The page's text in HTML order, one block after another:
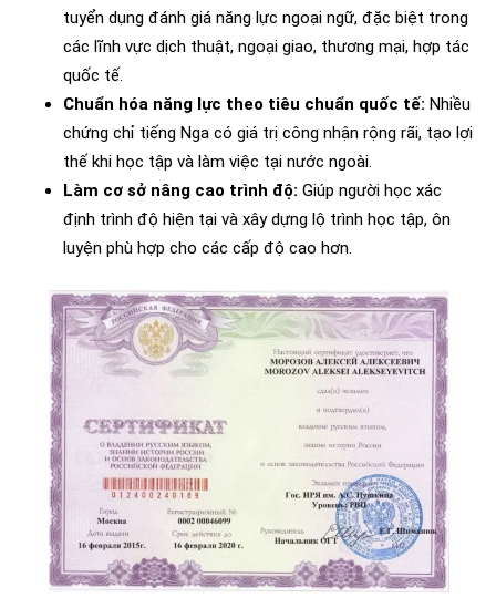
tuyển dụng đánh giá năng lực ngoại ngữ, đặc biệt trong
các lĩnh vực dịch thuật, ngoại giao, thương mại, hợp tác
quốc tế.
Chuẩn hóa năng lực theo tiêu chuẩn quốc tế: Nhiều
chứng chỉ tiếng Nga có giá trị công nhận rộng rãi, tạo lợi
thế khi học tập và làm việc tại nước ngoài.
Làm cơ sở nâng cao trình độ: Giúp người học xác
định trình độ hiện tại và xây dựng lộ trình học tập, ôn
luyện phù hợp cho các cấp độ cao hơn.